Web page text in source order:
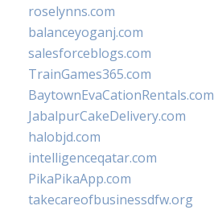
roselynns.com
balanceyoganj.com
salesforceblogs.com
TrainGames365.com
BaytownEvaCationRentals.com
JabalpurCakeDelivery.com
halobjd.com
intelligenceqatar.com
PikaPikaApp.com
takecareofbusinessdfw.org